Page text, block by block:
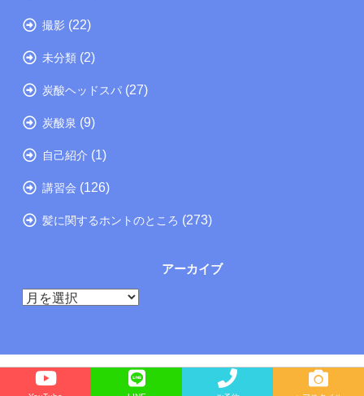
撮影 (22)
未分類 (2)
炭酸ヘッドスパ (27)
炭酸泉 (9)
自己紹介 (1)
講習会 (126)
髪に関するホントのところ (273)
アーカイブ
ア
ブ
Copyright©
たつの市の美容院メーカー講師が教えるぺったんこ髪の解決方法ブログ, 2026 All